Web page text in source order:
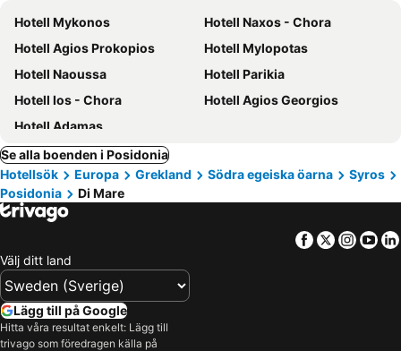
Hotell Mykonos
Hotell Naxos - Chora
Hotell Agios Prokopios
Hotell Mylopotas
Hotell Naoussa
Hotell Parikia
Hotell Ios - Chora
Hotell Agios Georgios
Hotell Adamas
Se alla boenden i Posidonia
Hotellsök
Europa Grekland Södra egeiska öarna
Syros
Posidonia
Di Mare
Facebook
Twitter
Välj ditt land
Lägg till på Google
Hitta våra resultat enkelt: Lägg till
trivago som föredragen källa på